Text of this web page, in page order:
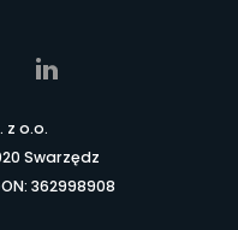
z o.o.
Swarzędz
362998908